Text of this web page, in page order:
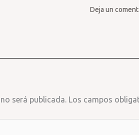
Deja un
será publicada. Los campos